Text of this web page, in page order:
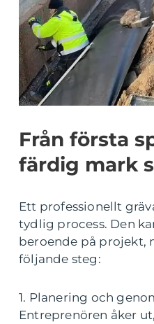
Från första
färdig mark
Ett professionellt
tydlig process. Den
beroende på projekt,
följande steg:
1. Planering och
Entreprenören åker